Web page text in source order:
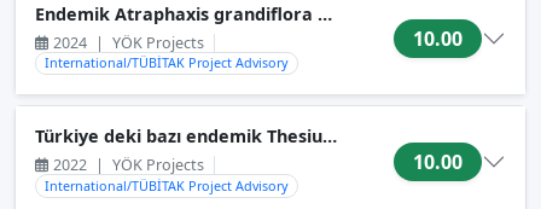
Endemik Atraphaxis grandiflora Willd. (Koca devekıran)
2024 | YÖK Projects
International/TÜBİTAK Project Advisory
10.00
Türkiye deki bazı endemik Thesium L. türleri üzerine
2022 | YÖK Projects
International/TÜBİTAK Project Advisory
10.00